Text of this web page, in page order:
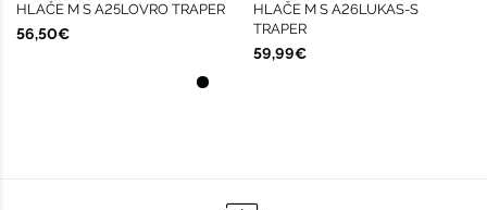
HLAČE M S A25LOVRO TRAPER
56,50€
HLAČE M S A26LUKAS-S
TRAPER
59,99€